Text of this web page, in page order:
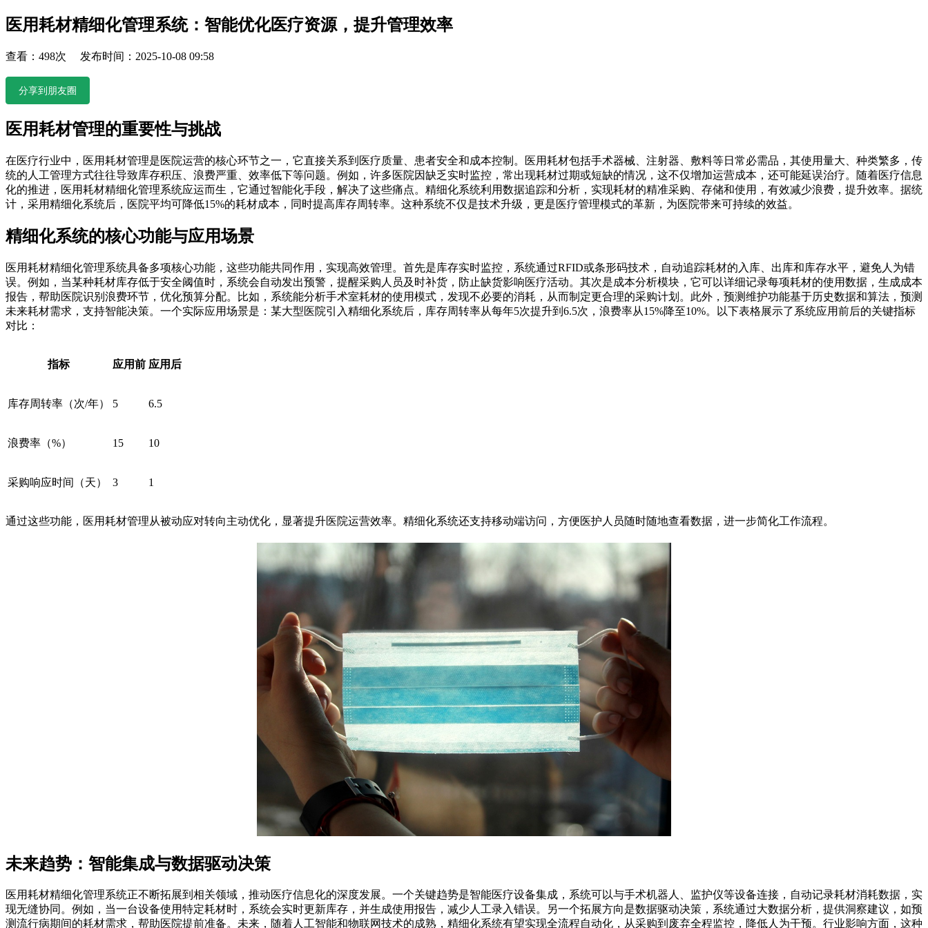
医用耗材精细化管理系统：智能优化医疗资源，提升管理效率
查看：498次 发布时间：2025-10-08 09:58
分享到朋友圈
医用耗材管理的重要性与挑战
在医疗行业中，医用耗材管理是医院运营的核心环节之一，它直接关系到医疗质量、患者安全和成本控制。医用耗材包括手术器械、注射器、敷料等日常必需品，其使用量大、种类繁多，传
统的人工管理方式往往导致库存积压、浪费严重、效率低下等问题。例如，许多医院因缺乏实时监控，常出现耗材过期或短缺的情况，这不仅增加运营成本，还可能延误治疗。随着医疗信息
化的推进，医用耗材精细化管理系统应运而生，它通过智能化手段，解决了这些痛点。精细化系统利用数据追踪和分析，实现耗材的精准采购、存储和使用，有效减少浪费，提升效率。据统
计，采用精细化系统后，医院平均可降低15%的耗材成本，同时提高库存周转率。这种系统不仅是技术升级，更是医疗管理模式的革新，为医院带来可持续的效益。
精细化系统的核心功能与应用场景
医用耗材精细化管理系统具备多项核心功能，这些功能共同作用，实现高效管理。首先是库存实时监控，系统通过RFID或条形码技术，自动追踪耗材的入库、出库和库存水平，避免人为错
误。例如，当某种耗材库存低于安全阈值时，系统会自动发出预警，提醒采购人员及时补货，防止缺货影响医疗活动。其次是成本分析模块，它可以详细记录每项耗材的使用数据，生成成本
报告，帮助医院识别浪费环节，优化预算分配。比如，系统能分析手术室耗材的使用模式，发现不必要的消耗，从而制定更合理的采购计划。此外，预测维护功能基于历史数据和算法，预测
未来耗材需求，支持智能决策。一个实际应用场景是：某大型医院引入精细化系统后，库存周转率从每年5次提升到6.5次，浪费率从15%降至10%。以下表格展示了系统应用前后的关键指标
对比：
指标 应用前 应用后
库存周转率（次/年） 5 6.5
浪费率（%） 15 10
采购响应时间（天） 3 1
通过这些功能，医用耗材管理从被动应对转向主动优化，显著提升医院运营效率。精细化系统还支持移动端访问，方便医护人员随时随地查看数据，进一步简化工作流程。
未来趋势：智能集成与数据驱动决策
医用耗材精细化管理系统正不断拓展到相关领域，推动医疗信息化的深度发展。一个关键趋势是智能医疗设备集成，系统可以与手术机器人、监护仪等设备连接，自动记录耗材消耗数据，实
现无缝协同。例如，当一台设备使用特定耗材时，系统会实时更新库存，并生成使用报告，减少人工录入错误。另一个拓展方向是数据驱动决策，系统通过大数据分析，提供洞察建议，如预
测流行病期间的耗材需求，帮助医院提前准备。未来，随着人工智能和物联网技术的成熟，精细化系统有望实现全流程自动化，从采购到废弃全程监控，降低人为干预。行业影响方面，这种